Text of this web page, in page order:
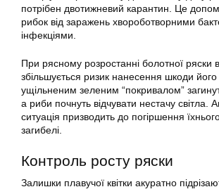
потрібен двотижневий карантин. Це
рибок від заражень хвороботворними
інфекціями.
При рясному розростанні болотної ряски в
збільшується ризик нанесення шкоди
ущільненим зеленим “покривалом”
а риби почнуть відчувати нестачу світла.
ситуація призводить до погіршення
загибелі.
Контроль росту ряски
Залишки плавучої квітки акуратно